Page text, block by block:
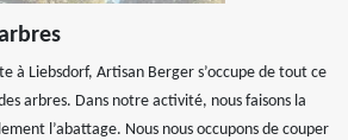
à Liebsdorf, Artisan Berger s’occupe de tout ce
arbres. Dans notre activité, nous faisons la
l’abattage. Nous nous occupons de couper